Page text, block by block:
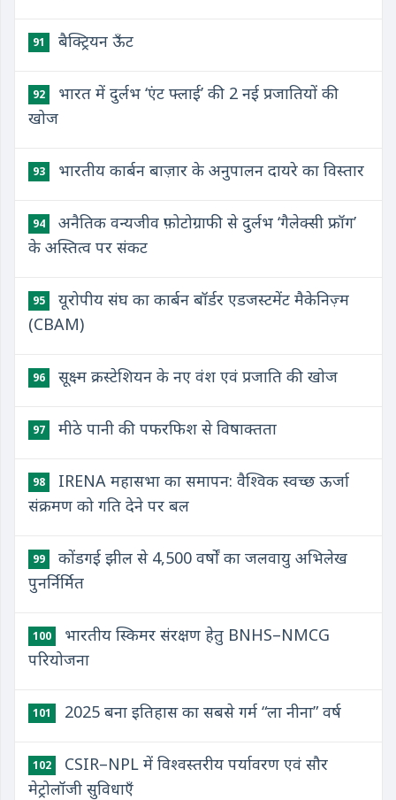
91 बैक्ट्रियन ऊँट
92
भारत में दुर्लभ ‘एंट फ्लाई’ की 2 नई प्रजातियों की
खोज
93 भारतीय कार्बन बाज़ार के अनुपालन दायरे का विस्तार
94
अनैतिक वन्यजीव फ़ोटोग्राफी से दुर्लभ ‘गैलेक्सी फ्रॉग’
के अस्तित्व पर संकट
95
यूरोपीय संघ का कार्बन बॉर्डर एडजस्टमेंट मैकेनिज़्म
(CBAM)
96 सूक्ष्म क्रस्टेशियन के नए वंश एवं प्रजाति की खोज
97 मीठे पानी की पफरफिश से विषाक्तता
98
IRENA महासभा का समापन: वैश्विक स्वच्छ ऊर्जा
संक्रमण को गति देने पर बल
99
कोंडगई झील से 4,500 वर्षों का जलवायु अभिलेख
पुनर्निर्मित
100
भारतीय स्किमर संरक्षण हेतु BNHS–NMCG
परियोजना
101 2025 बना इतिहास का सबसे गर्म “ला नीना” वर्ष
102
CSIR–NPL में विश्वस्तरीय पर्यावरण एवं सौर
मेट्रोलॉजी सुविधाएँ